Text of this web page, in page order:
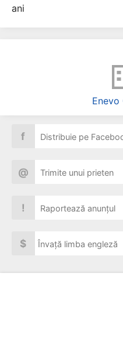
ani
Enevo
f Distribuie pe
@ Trimite unui prieten
! Raportează anunțul
$ Învață limba engleză